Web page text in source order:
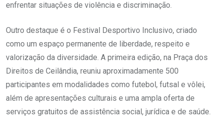
enfrentar situações de violência e discriminação.
Outro destaque é o Festival Desportivo Inclusivo, criado
como um espaço permanente de liberdade, respeito e
valorização da diversidade. A primeira edição, na Praça dos
Direitos de Ceilândia, reuniu aproximadamente 500
participantes em modalidades como futebol, futsal e vôlei,
além de apresentações culturais e uma ampla oferta de
serviços gratuitos de assistência social, jurídica e de saúde.